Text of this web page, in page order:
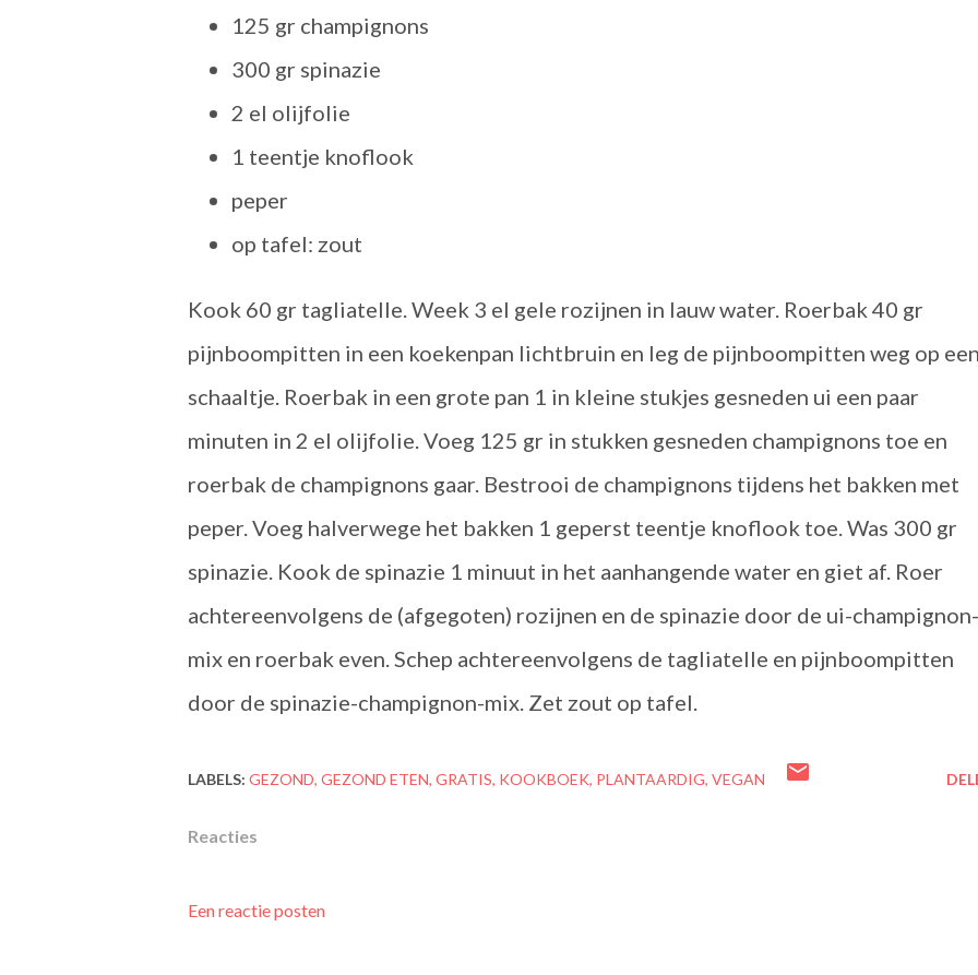
125 gr champignons
300 gr spinazie
2 el olijfolie
1 teentje knoflook
peper
op tafel: zout
Kook 60 gr tagliatelle. Week 3 el gele rozijnen in lauw water. Roerbak 40 gr
pijnboompitten in een koekenpan lichtbruin en leg de pijnboompitten weg op
schaaltje. Roerbak in een grote pan 1 in kleine stukjes gesneden ui een paar
minuten in 2 el olijfolie. Voeg 125 gr in stukken gesneden champignons toe en
roerbak de champignons gaar. Bestrooi de champignons tijdens het bakken met
peper. Voeg halverwege het bakken 1 geperst teentje knoflook toe. Was 300 gr
spinazie. Kook de spinazie 1 minuut in het aanhangende water en giet af. Roer
achtereenvolgens de (afgegoten) rozijnen en de spinazie door de ui-champignon-
mix en roerbak even. Schep achtereenvolgens de tagliatelle en pijnboompitten
door de spinazie-champignon-mix. Zet zout op tafel.
LABELS: GEZOND GEZOND ETEN GRATIS KOOKBOEK PLANTAARDIG VEGAN
Reacties
Een reactie posten